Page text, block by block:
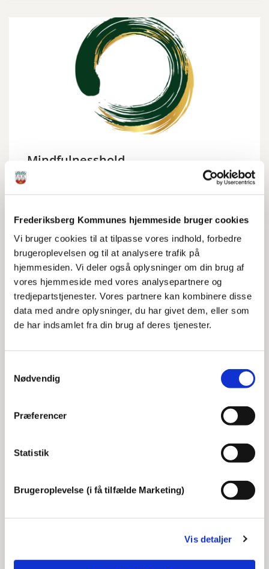
Frederiksberg Kommunes hjemmeside bruger cookies
Vi bruger cookies til at tilpasse vores indhold, forbedre
brugeroplevelsen og til at analysere trafik på
hjemmesiden. Vi deler også oplysninger om din brug af
vores hjemmeside med vores analysepartnere og
tredjepartstjenester. Vores partnere kan kombinere disse
data med andre oplysninger, du har givet dem, eller som
de har indsamlet fra din brug af deres tjenester.
Nødvendig
Præferencer
Statistik
Brugeroplevelse (i få tilfælde Marketing)
Vis detaljer
Mindfulnesshold
Et tilbud til dig der har kræft eller en kronisk
sygdom.
motionstilbud på Frederiksberg
bevægelse i hverdagen og komme ind i nye